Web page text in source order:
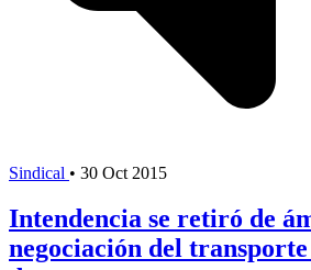
Sindical • 30 Oct 2015
Intendencia se retiró de
negociación del